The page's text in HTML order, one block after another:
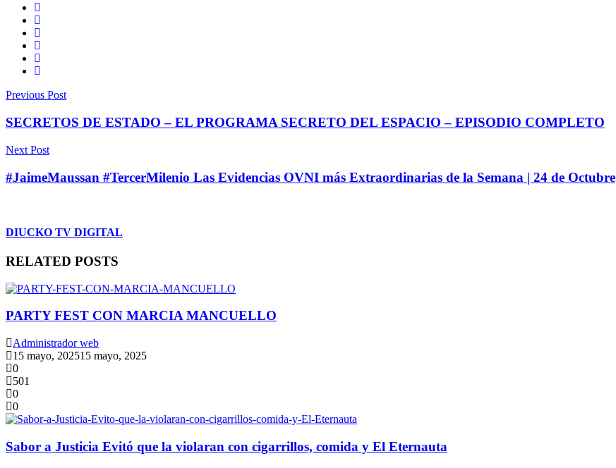
Previous Post
SECRETOS DE ESTADO – EL PROGRAMA SECRETO DEL ESPACIO – EPISODIO COMPLETO
Next Post
#JaimeMaussan #TercerMilenio Las Evidencias OVNI más Extraordinarias de la Semana | 24 de Octubre
DIUCKO TV DIGITAL
RELATED POSTS
PARTY FEST CON MARCIA MANCUELLO
Administrador web
15 mayo, 202515 mayo, 2025
0
501
0
0
Sabor a Justicia Evitó que la violaran con cigarrillos, comida y El Eternauta